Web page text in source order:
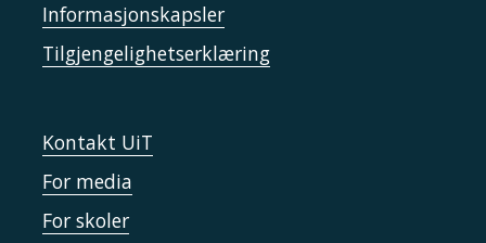
Informasjonskapsler
Tilgjengelighetserklæring
Kontakt UiT
For media
For skoler